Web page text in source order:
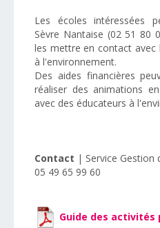
Les écoles intéressées
Sèvre Nantaise (02 51 80
les mettre en contact avec
à l'environnement.
Des aides financières
réaliser des animations
avec des éducateurs à
Contact | Service Gestion
05 49 65 99 60
Guide des activités